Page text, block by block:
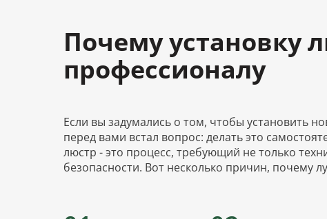
Почему установку
профессионалу
Если вы задумались о том, чтобы установить
перед вами встал вопрос: делать это
люстр - это процесс, требующий не только
безопасности. Вот несколько причин, почему